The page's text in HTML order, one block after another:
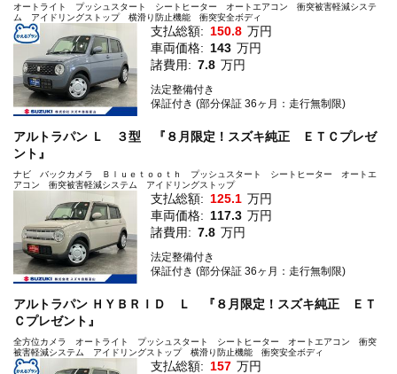
オートライト プッシュスタート シートヒーター オートエアコン 衝突被害軽減システ
ム アイドリングストップ 横滑り防止機能 衝突安全ボディ
支払総額: 150.8 万円
車両価格: 143 万円
諸費用: 7.8 万円
法定整備付き
保証付き (部分保証 36ヶ月：走行無制限)
アルトラパン Ｌ ３型 『８月限定！スズキ純正 ＥＴＣプレゼ
ント』
ナビ バックカメラ Ｂｌｕｅｔｏｏｔｈ プッシュスタート シートヒーター オートエ
アコン 衝突被害軽減システム アイドリングストップ
支払総額: 125.1 万円
車両価格: 117.3 万円
諸費用: 7.8 万円
法定整備付き
保証付き (部分保証 36ヶ月：走行無制限)
アルトラパン ＨＹＢＲＩＤ Ｌ 『８月限定！スズキ純正 ＥＴ
Ｃプレゼント』
全方位カメラ オートライト プッシュスタート シートヒーター オートエアコン 衝突
被害軽減システム アイドリングストップ 横滑り防止機能 衝突安全ボディ
支払総額: 157 万円